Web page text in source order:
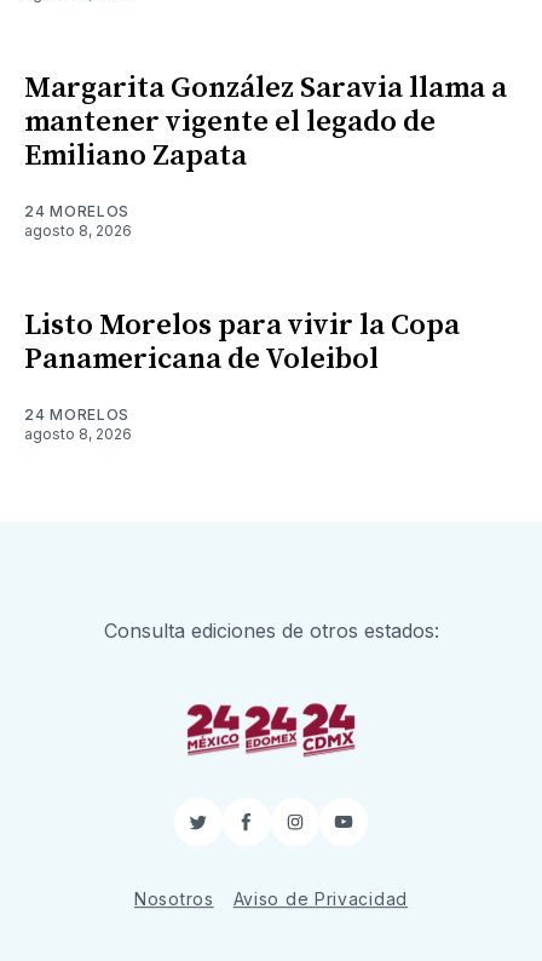
Margarita González Saravia llama a
mantener vigente el legado de
Emiliano Zapata
24 MORELOS
agosto 8, 2026
Listo Morelos para vivir la Copa
Panamericana de Voleibol
24 MORELOS
agosto 8, 2026
Consulta ediciones de otros estados:
TwitterFacebook
InstagramYouTube
Nosotros Aviso de Privacidad